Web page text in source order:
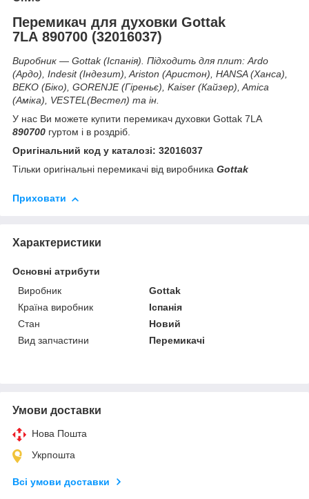
Перемикач для духовки Gottak
7LA 890700 (32016037)
Виробник — Gottak (Іспанія). Підходить для плит: Ardo
(Ардо), Indesit (Індезит), Ariston (Аристон), HANSA (Ханса),
BEKO (Біко), GORENJE (Гіреньє), Kaiser (Кайзер), Amica
(Аміка), VESTEL(Вестел) та ін.
У нас Ви можете купити перемикач духовки Gottak 7LA
890700 гуртом і в роздріб.
Оригінальний код у каталозі: 32016037
Тільки оригінальні перемикачі від виробника Gottak
Приховати
Характеристики
Основні атрибути
Виробник
Gottak
Країна виробник
Іспанія
Стан
Новий
Вид запчастини
Перемикачі
Умови доставки
Нова Пошта
Укрпошта
Всі умови доставки